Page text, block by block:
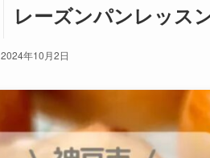
レーズンパンレッス
2024年10月2日